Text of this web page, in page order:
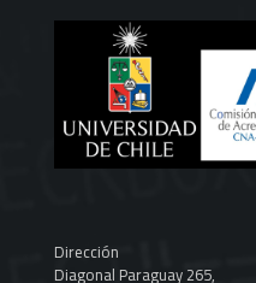
Dirección
Diagonal Paraguay 265,